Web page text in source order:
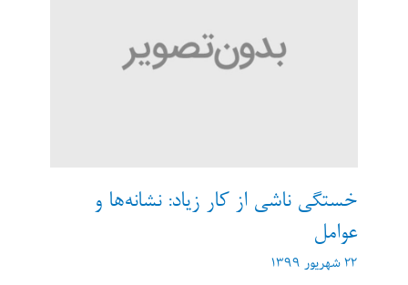
خستگی ناشی از کار زیاد: نشانه‌ها و
عوامل
۲۲ شهریور ۱۳۹۹